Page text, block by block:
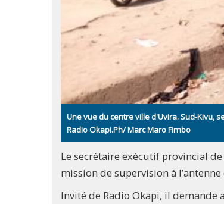
Une vue du centre ville d'Uvira. Sud-Kivu,
Radio Okapi.Ph/ Marc Maro Fimbo
Le secrétaire exécutif provincial
mission de supervision à l’antenne
Invité de Radio Okapi, il demande